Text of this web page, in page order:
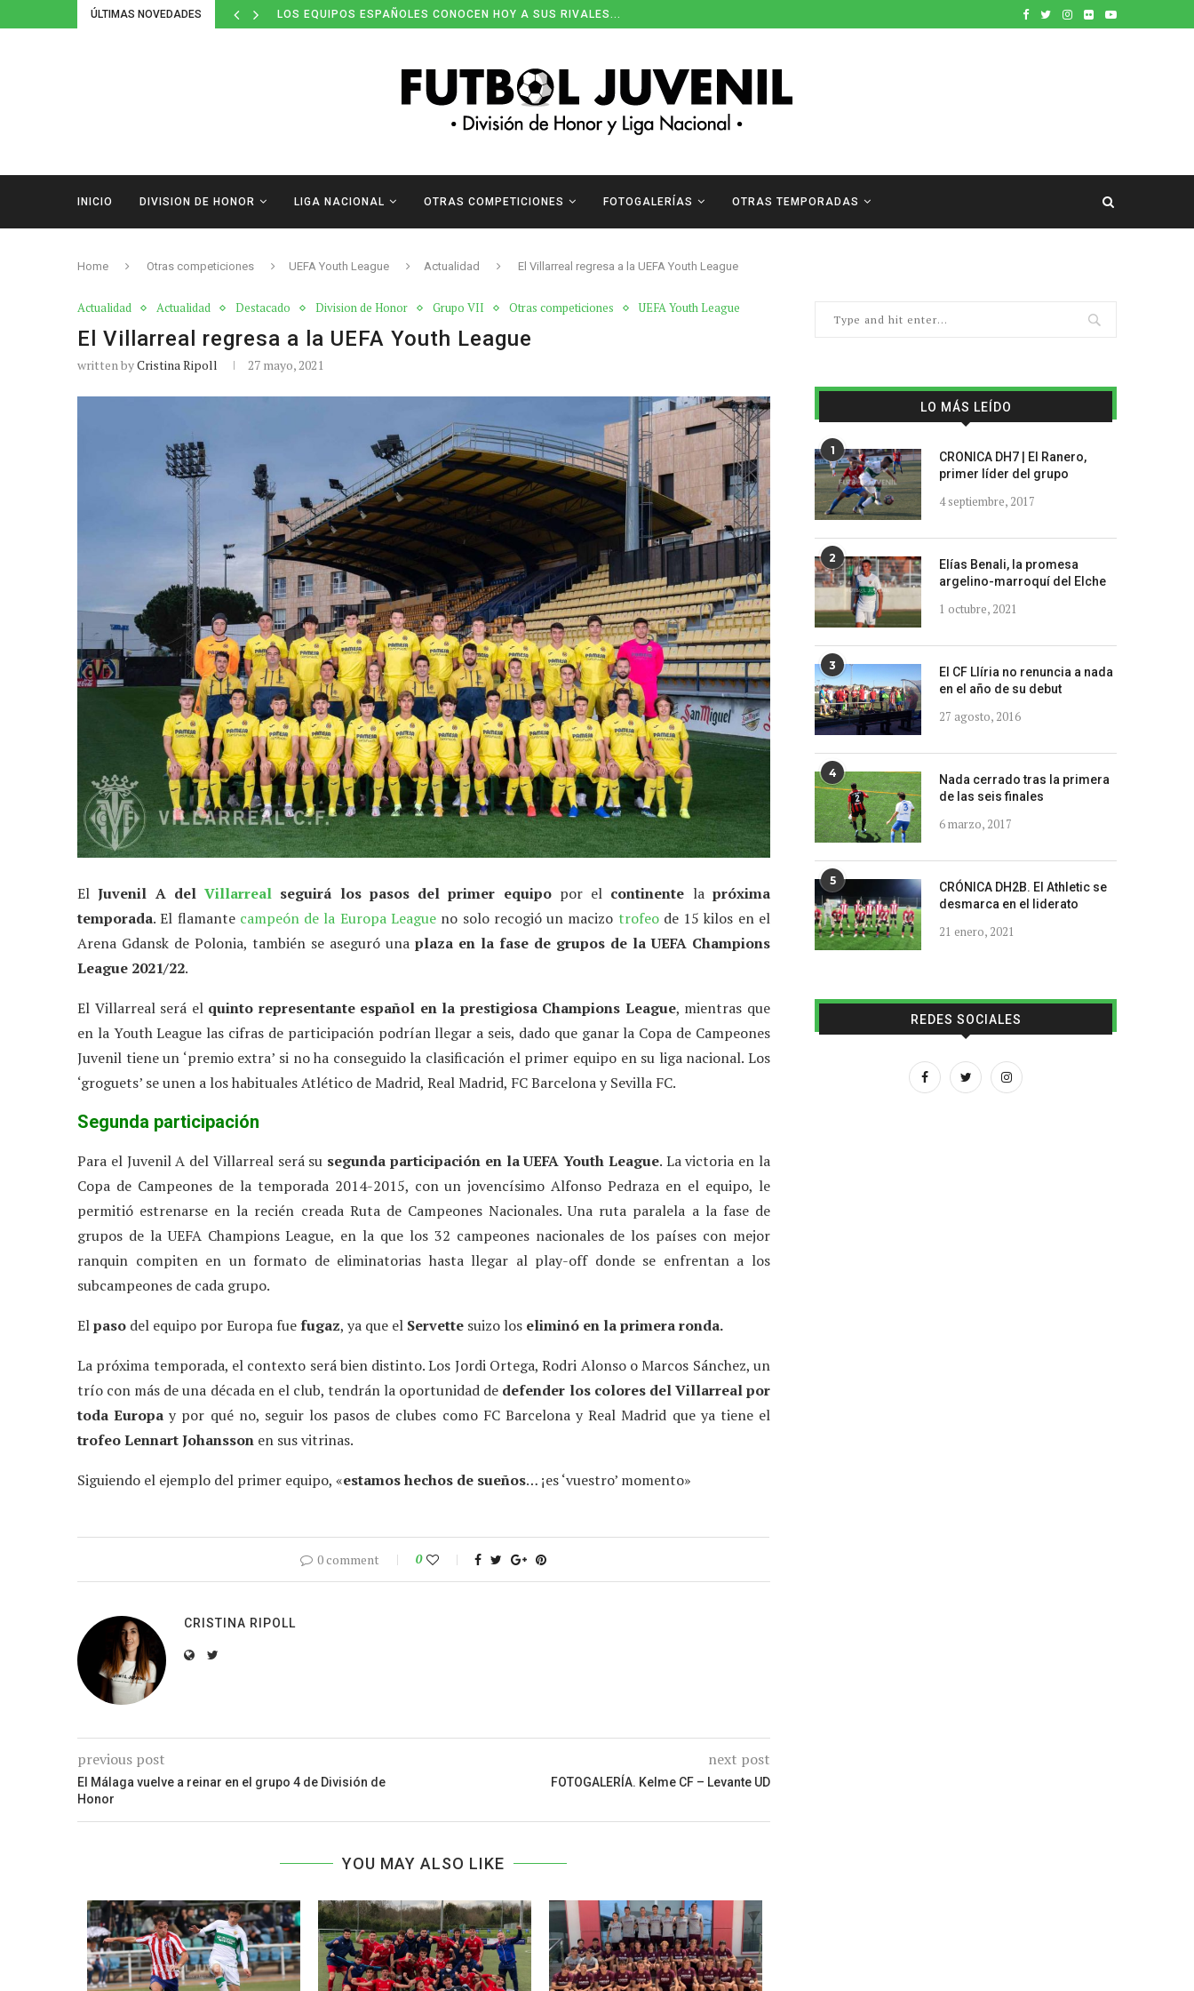
ÚLTIMAS NOVEDADES LOS EQUIPOS ESPAÑOLES CONOCEN HOY A SUS RIVALES...
INICIO DIVISION DE HONOR LIGA NACIONAL OTRAS COMPETICIONES FOTOGALERÍAS OTRAS TEMPORADAS
Home Otras competiciones UEFA Youth League Actualidad El Villarreal regresa a la UEFA Youth League
Actualidad Actualidad Destacado Division de Honor Grupo VII Otras competiciones UEFA Youth League
El Villarreal regresa a la UEFA Youth League
written byCristina Ripoll 27 mayo, 2021
ElJuvenil A delVillarreal seguirá los pasos del primer equipopor el continente la próxima
temporada. El flamante campeón de la Europa Leagueno solo recogió un macizo trofeode 15 kilos en el
Arena Gdansk de Polonia, también se aseguró una plaza en la fase de grupos de la UEFA Champions
League 2021/22.
El Villarreal será el quinto representante español en la prestigiosa Champions League, mientras que
en la Youth League las cifras de participación podrían llegar a seis, dado que ganar la Copa de Campeones
Juvenil tiene un ‘premio extra’ si no ha conseguido la clasificación el primer equipo en su liga nacional. Los
‘groguets’ se unen a los habituales Atlético de Madrid, Real Madrid, FC Barcelona y Sevilla FC.
Segunda participación
Para el Juvenil A del Villarreal será su segunda participación en la UEFA Youth League. La victoria en la
Copa de Campeones de la temporada 2014-2015, con un jovencísimo Alfonso Pedraza en el equipo, le
permitió estrenarse en la recién creada Ruta de Campeones Nacionales. Una ruta paralela a la fase de
grupos de la UEFA Champions League, en la que los 32 campeones nacionales de los países con mejor
ranquin compiten en un formato de eliminatorias hasta llegar al play-off donde se enfrentan a los
subcampeones de cada grupo.
Elpaso del equipo por Europa fuefugaz, ya que el Servette suizo los eliminó en la primera ronda.
La próxima temporada, el contexto será bien distinto. Los Jordi Ortega, Rodri Alonso o Marcos Sánchez, un
trío con más de una década en el club, tendrán la oportunidad de defender los colores del Villarreal por
toda Europa y por qué no, seguir los pasos de clubes como FC Barcelona y Real Madrid que ya tiene el
trofeo Lennart Johansson en sus vitrinas.
Siguiendo el ejemplo del primer equipo, «estamos hechos de sueños… ¡es ‘vuestro’ momento»
0 comment 0
CRISTINA RIPOLL
previous post
El Málaga vuelve a reinar en el grupo 4 de División de
Honor
next post
FOTOGALERÍA. Kelme CF – Levante UD
YOU MAY ALSO LIKE
LO MÁS LEÍDO
1
CRONICA DH7 | El Ranero,
primer líder del grupo
4 septiembre, 2017
2
Elías Benali, la promesa
argelino-marroquí del Elche
1 octubre, 2021
3
El CF Llíria no renuncia a nada
en el año de su debut
27 agosto, 2016
4
Nada cerrado tras la primera
de las seis finales
6 marzo, 2017
5
CRÓNICA DH2B. El Athletic se
desmarca en el liderato
21 enero, 2021
REDES SOCIALES